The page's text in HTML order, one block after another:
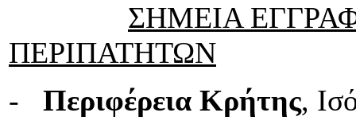
ΣΗΜΕΙΑ
ΠΕΡΙΠΑΤΗΤΩΝ
- Περιφέρεια Κρήτης,